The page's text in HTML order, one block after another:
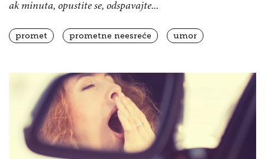
ak minuta, opustite se, odspavajte...
promet prometne neesreće umor